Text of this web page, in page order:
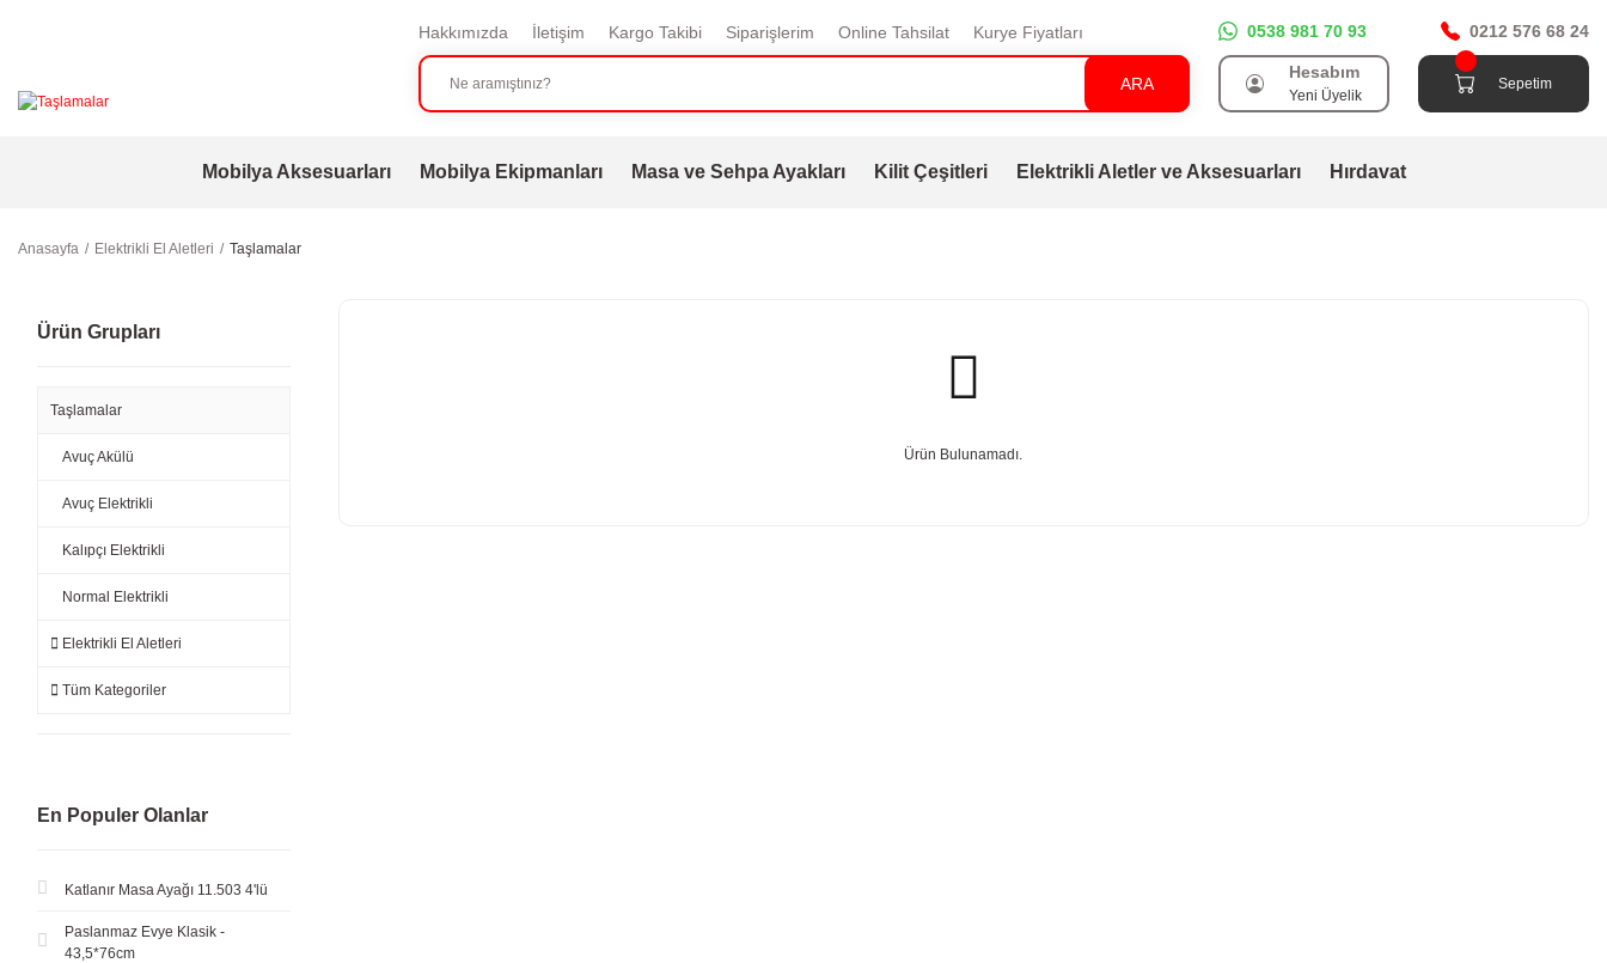
Hakkımızda İletişim Kargo Takibi Siparişlerim Online Tahsilat Kurye Fiyatları
ARA
0538 981 70 93 0212 576 68 24
Hesabım
Yeni Üyelik
Sepetim
Mobilya Aksesuarları Mobilya Ekipmanları Masa ve Sehpa Ayakları Kilit Çeşitleri Elektrikli Aletler ve Aksesuarları Hırdavat
Anasayfa Elektrikli El Aletleri Taşlamalar
Ürün Grupları
Taşlamalar
Avuç Akülü
Avuç Elektrikli
Kalıpçı Elektrikli
Normal Elektrikli
Elektrikli El Aletleri
Tüm Kategoriler
En Populer Olanlar
Katlanır Masa Ayağı 11.503 4'lü
Paslanmaz Evye Klasik -
43,5*76cm
Ürün Bulunamadı.